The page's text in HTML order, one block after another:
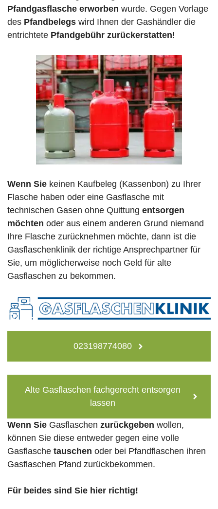
Pfandgasflasche erworben wurde. Gegen Vorlage
des Pfandbelegs wird Ihnen der Gashändler die
entrichtete Pfandgebühr zurückerstatten!
Wenn Sie keinen Kaufbeleg (Kassenbon) zu Ihrer
Flasche haben oder eine Gasflasche mit
technischen Gasen ohne Quittung entsorgen
möchten oder aus einem anderen Grund niemand
Ihre Flasche zurücknehmen möchte, dann ist die
Gasflaschenklinik der richtige Ansprechpartner für
Sie, um möglicherweise noch Geld für alte
Gasflaschen zu bekommen.
023198774080
Alte Gasflaschen fachgerecht entsorgen
lassen
Wenn Sie Gasflaschen zurückgeben wollen,
können Sie diese entweder gegen eine volle
Gasflasche tauschen oder bei Pfandflaschen ihren
Gasflaschen Pfand zurückbekommen.
Für beides sind Sie hier richtig!